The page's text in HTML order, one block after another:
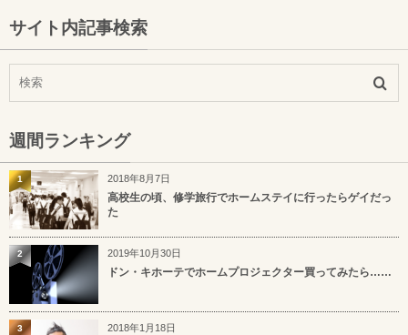
サイト内記事検索
週間ランキング
2018年8月7日
高校生の頃、修学旅行でホームステイに行ったらゲイだっ
た
1
2019年10月30日
ドン・キホーテでホームプロジェクター買ってみたら……
2
2018年1月18日
3